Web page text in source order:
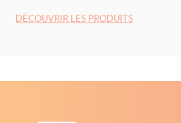
DÉCOUVRIR LES PRODUITS